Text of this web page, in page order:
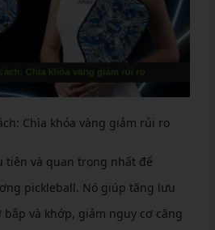
Chìa khóa vàng giảm rủi ro
tiên và quan trọng nhất để
pickleball. Nó giúp tăng lưu
và khớp, giảm nguy cơ căng